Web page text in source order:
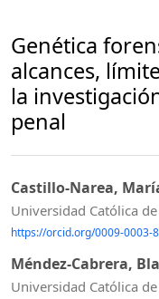
Genética
alcances,
la
penal
Castillo-Narea,
Universidad Católica de
https://orcid.org/0009-0003-
Méndez-Cabrera,
Universidad Católica de